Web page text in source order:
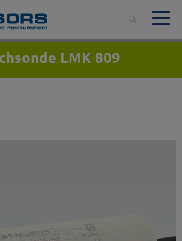
LMK 809